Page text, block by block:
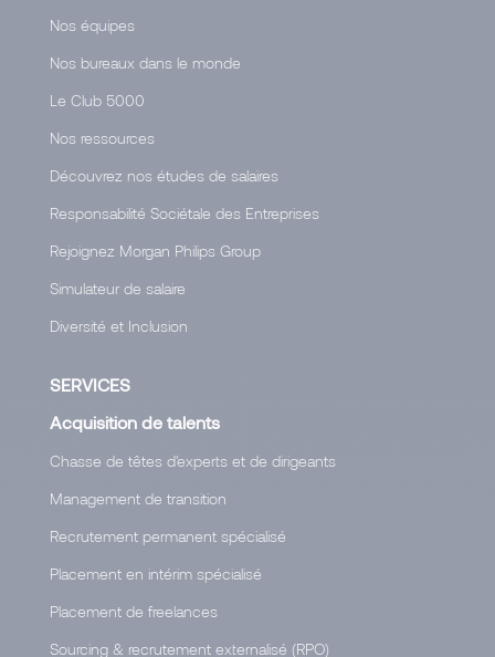
Nos équipes
Nos bureaux dans le monde
Le Club 5000
Nos ressources
Découvrez nos études de salaires
Responsabilité Sociétale des Entreprises
Rejoignez Morgan Philips Group
Simulateur de salaire
Diversité et Inclusion
SERVICES
Acquisition de talents
Chasse de têtes d'experts et de dirigeants
Management de transition
Recrutement permanent spécialisé
Placement en intérim spécialisé
Placement de freelances
Sourcing & recrutement externalisé (RPO)